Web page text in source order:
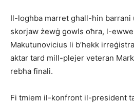
Il-logħba marret għall-ħin barrani
skorjaw żewġ gowls oħra, l-
Makutunovicius li b’hekk
aktar tard mill-plejer veteran
rebħa finali.
Fi tmiem il-konfront il-president